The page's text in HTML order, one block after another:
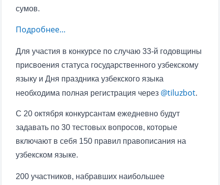
сумов.
Подробнее…
Для участия в конкурсе по случаю 33-й годовщины
присвоения статуса государственного узбекскому
языку и Дня праздника узбекского языка
необходима полная регистрация через @tiluzbot.
С 20 октября конкурсантам ежедневно будут
задавать по 30 тестовых вопросов, которые
включают в себя 150 правил правописания на
узбекском языке.
200 участников, набравших наибольшее